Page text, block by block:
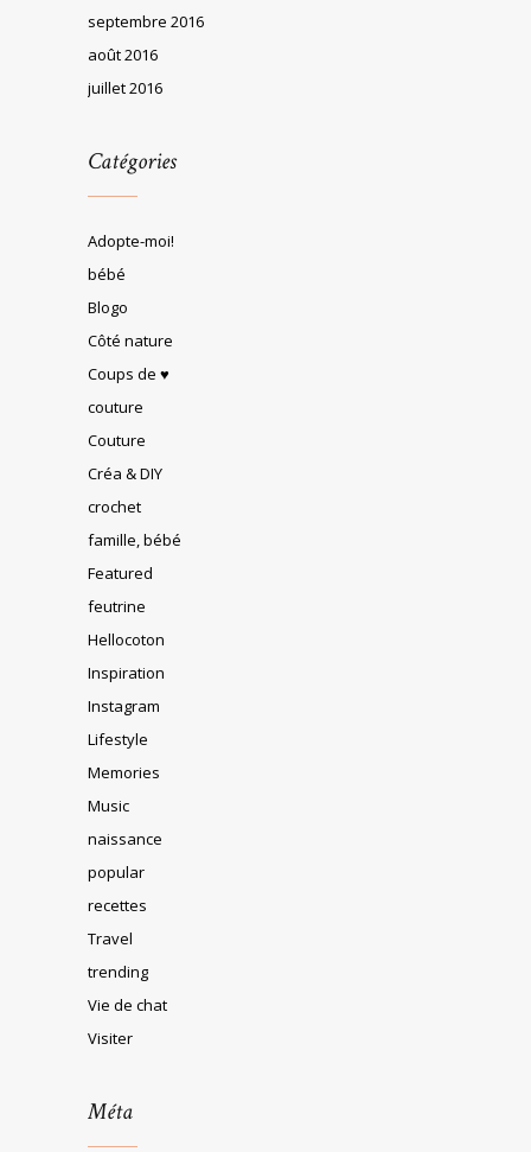
septembre 2016
août 2016
juillet 2016
Catégories
Adopte-moi!
bébé
Blogo
Côté nature
Coups de ♥
couture
Couture
Créa & DIY
crochet
famille, bébé
Featured
feutrine
Hellocoton
Inspiration
Instagram
Lifestyle
Memories
Music
naissance
popular
recettes
Travel
trending
Vie de chat
Visiter
Méta